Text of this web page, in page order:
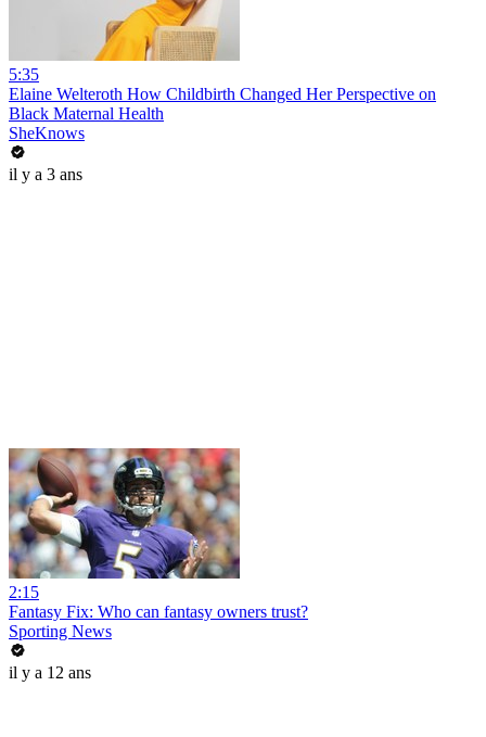
5:35
Elaine Welteroth How Childbirth Changed Her Perspective on
Black Maternal Health
SheKnows
il y a 3 ans
2:15
Fantasy Fix: Who can fantasy owners trust?
Sporting News
il y a 12 ans